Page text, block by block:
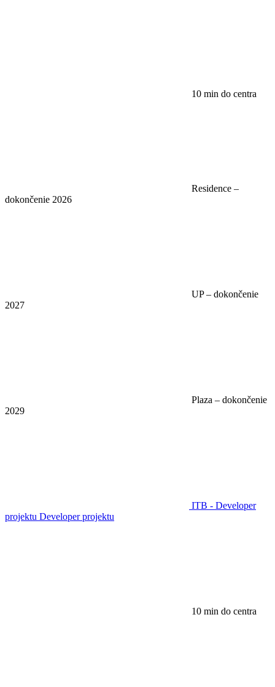
10 min do centra
Residence –
dokončenie 2026
UP – dokončenie
2027
Plaza – dokončenie
2029
ITB - Developer
projektu Developer projektu
10 min do centra